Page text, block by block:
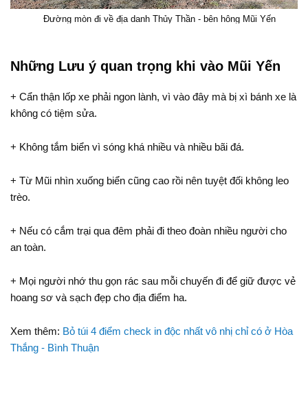
Đường mòn đi về địa danh Thủy Thần - bên hông Mũi Yến
Những Lưu ý quan trọng khi vào Mũi Yến
+ Cẩn thận lốp xe phải ngon lành, vì vào đây mà bị xì bánh xe là
không có tiệm sửa.
+ Không tắm biển vì sóng khá nhiều và nhiều bãi đá.
+ Từ Mũi nhìn xuống biển cũng cao rồi nên tuyệt đối không leo
trèo.
+ Nếu có cắm trại qua đêm phải đi theo đoàn nhiều người cho
an toàn.
+ Mọi người nhớ thu gọn rác sau mỗi chuyến đi để giữ được vẻ
hoang sơ và sạch đẹp cho địa điểm ha.
Xem thêm: Bỏ túi 4 điểm check in độc nhất vô nhị chỉ có ở Hòa
Thắng - Bình Thuận